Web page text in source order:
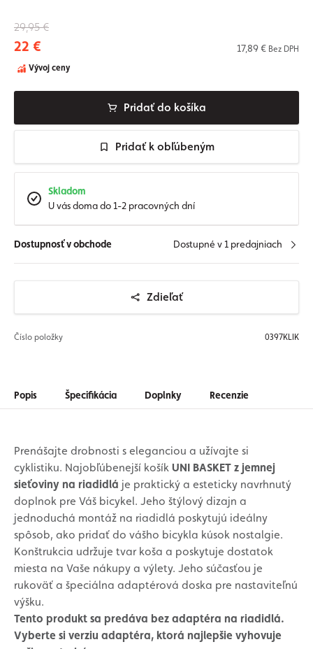
29,95 €
22 € 17,89 € Bez DPH
Vývoj ceny
Pridať do košíka
Pridať k obľúbeným
Skladom
U vás doma do 1-2 pracovných dní
Dostupnosť v obchode Dostupné v 1 predajniach
Zdieľať
Číslo položky 0397KLIK
Popis Špecifikácia Doplnky Recenzie
Prenášajte drobnosti s eleganciou a užívajte si
cyklistiku. Najobľúbenejší košík UNI BASKET z jemnej
sieťoviny na riadidlá je praktický a esteticky navrhnutý
doplnok pre Váš bicykel. Jeho štýlový dizajn a
jednoduchá montáž na riadidlá poskytujú ideálny
spôsob, ako pridať do vášho bicykla kúsok nostalgie.
Konštrukcia udržuje tvar koša a poskytuje dostatok
miesta na Vaše nákupy a výlety. Jeho súčasťou je
rukoväť a špeciálna adaptérová doska pre nastaviteľnú
výšku.
Tento produkt sa predáva bez adaptéra na riadidlá.
Vyberte si verziu adaptéra, ktorá najlepšie vyhovuje